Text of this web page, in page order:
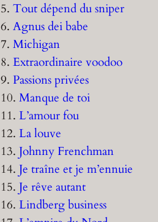
5. Tout dépend du sniper
6. Agnus dei babe
7. Michigan
8. Extraordinaire voodoo
9. Passions privées
10. Manque de toi
11. L’amour fou
12. La louve
13. Johnny Frenchman
14. Je traîne et je m’ennuie
15. Je rêve autant
16. Lindberg business